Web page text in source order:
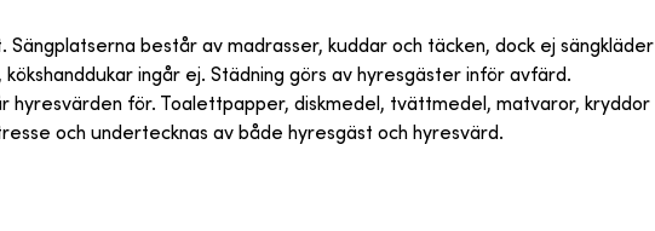
består av madrasser, kuddar och täcken, dock ej sängkläder
ingår ej. Städning görs av hyresgäster inför avfärd.
hyresvärden för. Toalettpapper, diskmedel, tvättmedel, matvaror, kryddor
och undertecknas av både hyresgäst och hyresvärd.